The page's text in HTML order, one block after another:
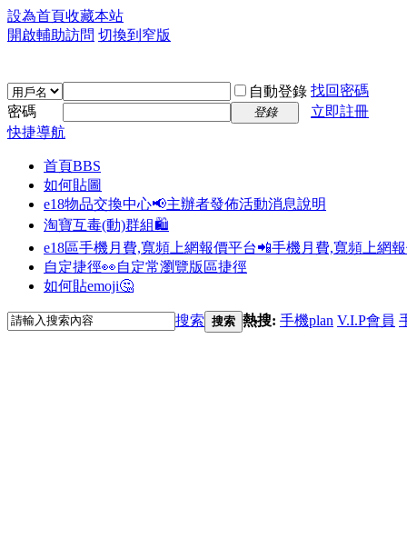
設為首頁收藏本站
開啟輔助訪問 切換到窄版
自動登錄 找回密碼
密碼
登錄
立即註冊
快捷導航
首頁BBS
如何貼圖
e18物品交換中心📢主辦者發佈活動消息說明
淘寶互毒(動)群組🛍️
e18區手機月費,寬頻上網報價平台📲手機月費,寬頻上網
自定捷徑👀自定常瀏覽版區捷徑
如何貼emoji🤔
搜索 搜索 熱搜: 手機plan V.I.P會員